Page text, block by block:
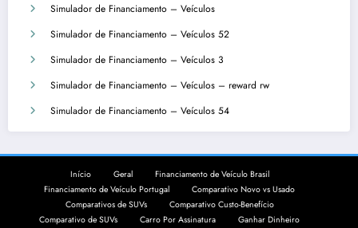
Simulador de Financiamento – Veículos
Simulador de Financiamento – Veículos 52
Simulador de Financiamento – Veículos 3
Simulador de Financiamento – Veículos – reward rw
Simulador de Financiamento – Veículos 54
Início Geral
Financiamento de Veículo Brasil
Financiamento de Veículo Portugal
Comparativo Novo vs Usado
Comparativos de SUVs
Comparativo Custo-Benefício
Comparativo de SUVs
Carro Por Assinatura
Ganhar Dinheiro